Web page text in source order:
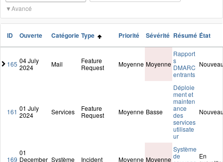
Avancé
ID Ouverte Catégorie Type Priorité Sévérité Résumé État
165 04 July
2024
Mail
Feature
Request
Moyenne Moyenne
Rapport
s
DMARC
entrants
161 01 July
2024
Services
Feature
Request
Moyenne Basse
Déploie
ment et
mainten
ance
des
services
utilisate
ur
169
01
December Système Incident Moyenne Moyenne
Système
de
En